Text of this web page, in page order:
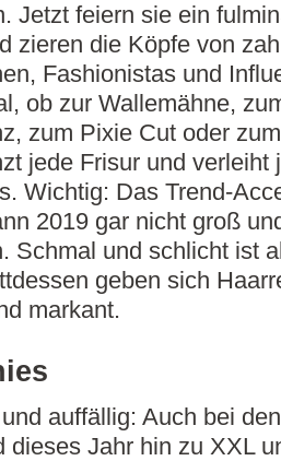
Jetzt feiern sie ein
zieren die Köpfe von
Fashionistas und
ob zur Wallemähne,
zum Pixie Cut oder
jede Frisur und verleiht
Wichtig: Das Trend-
2019 gar nicht groß
Schmal und schlicht ist
geben sich
markant.
auffällig: Auch bei
dieses Jahr hin zu XXL